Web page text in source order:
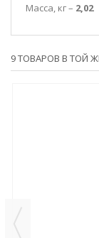
Масса, кг – 2,02
9 ТОВАРОВ В ТОЙ